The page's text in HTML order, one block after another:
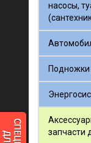
насосы,
запчасти